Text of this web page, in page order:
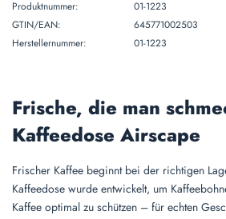
Produktnummer:
01-1223
GTIN/EAN:
645771002503
Herstellernummer:
01-1223
Frische, die man
Kaffeedose Airscape
Frischer Kaffee beginnt bei der richtigen
Kaffeedose wurde entwickelt, um
Kaffee optimal zu schützen – für echten